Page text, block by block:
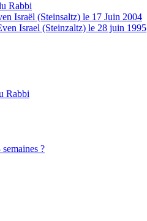
Rabbi
Israël (Steinsaltz) le 17 Juin 2004
Israel (Steinzaltz) le 28 juin 1995
Rabbi
?